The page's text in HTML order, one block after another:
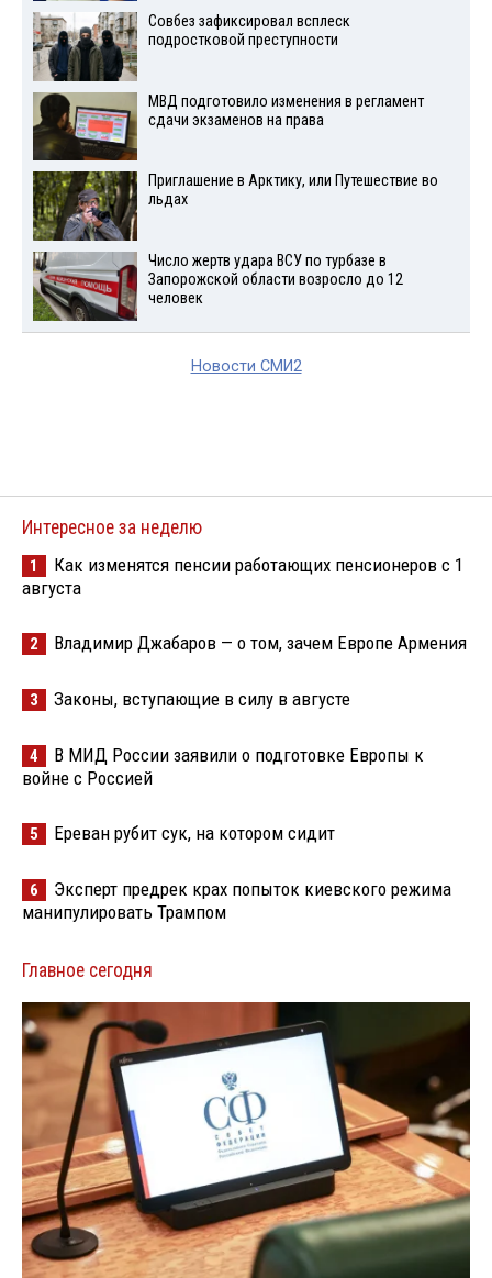
Совбез зафиксировал всплеск
подростковой преступности
МВД подготовило изменения в регламент
сдачи экзаменов на права
Приглашение в Арктику, или Путешествие во
льдах
Число жертв удара ВСУ по турбазе в
Запорожской области возросло до 12
человек
Новости СМИ2
Интересное за неделю
1
Как изменятся пенсии работающих пенсионеров с 1
августа
2 Владимир Джабаров — о том, зачем Европе Армения
3 Законы, вступающие в силу в августе
4
В МИД России заявили о подготовке Европы к
войне с Россией
5 Ереван рубит сук, на котором сидит
6
Эксперт предрек крах попыток киевского режима
манипулировать Трампом
Главное сегодня